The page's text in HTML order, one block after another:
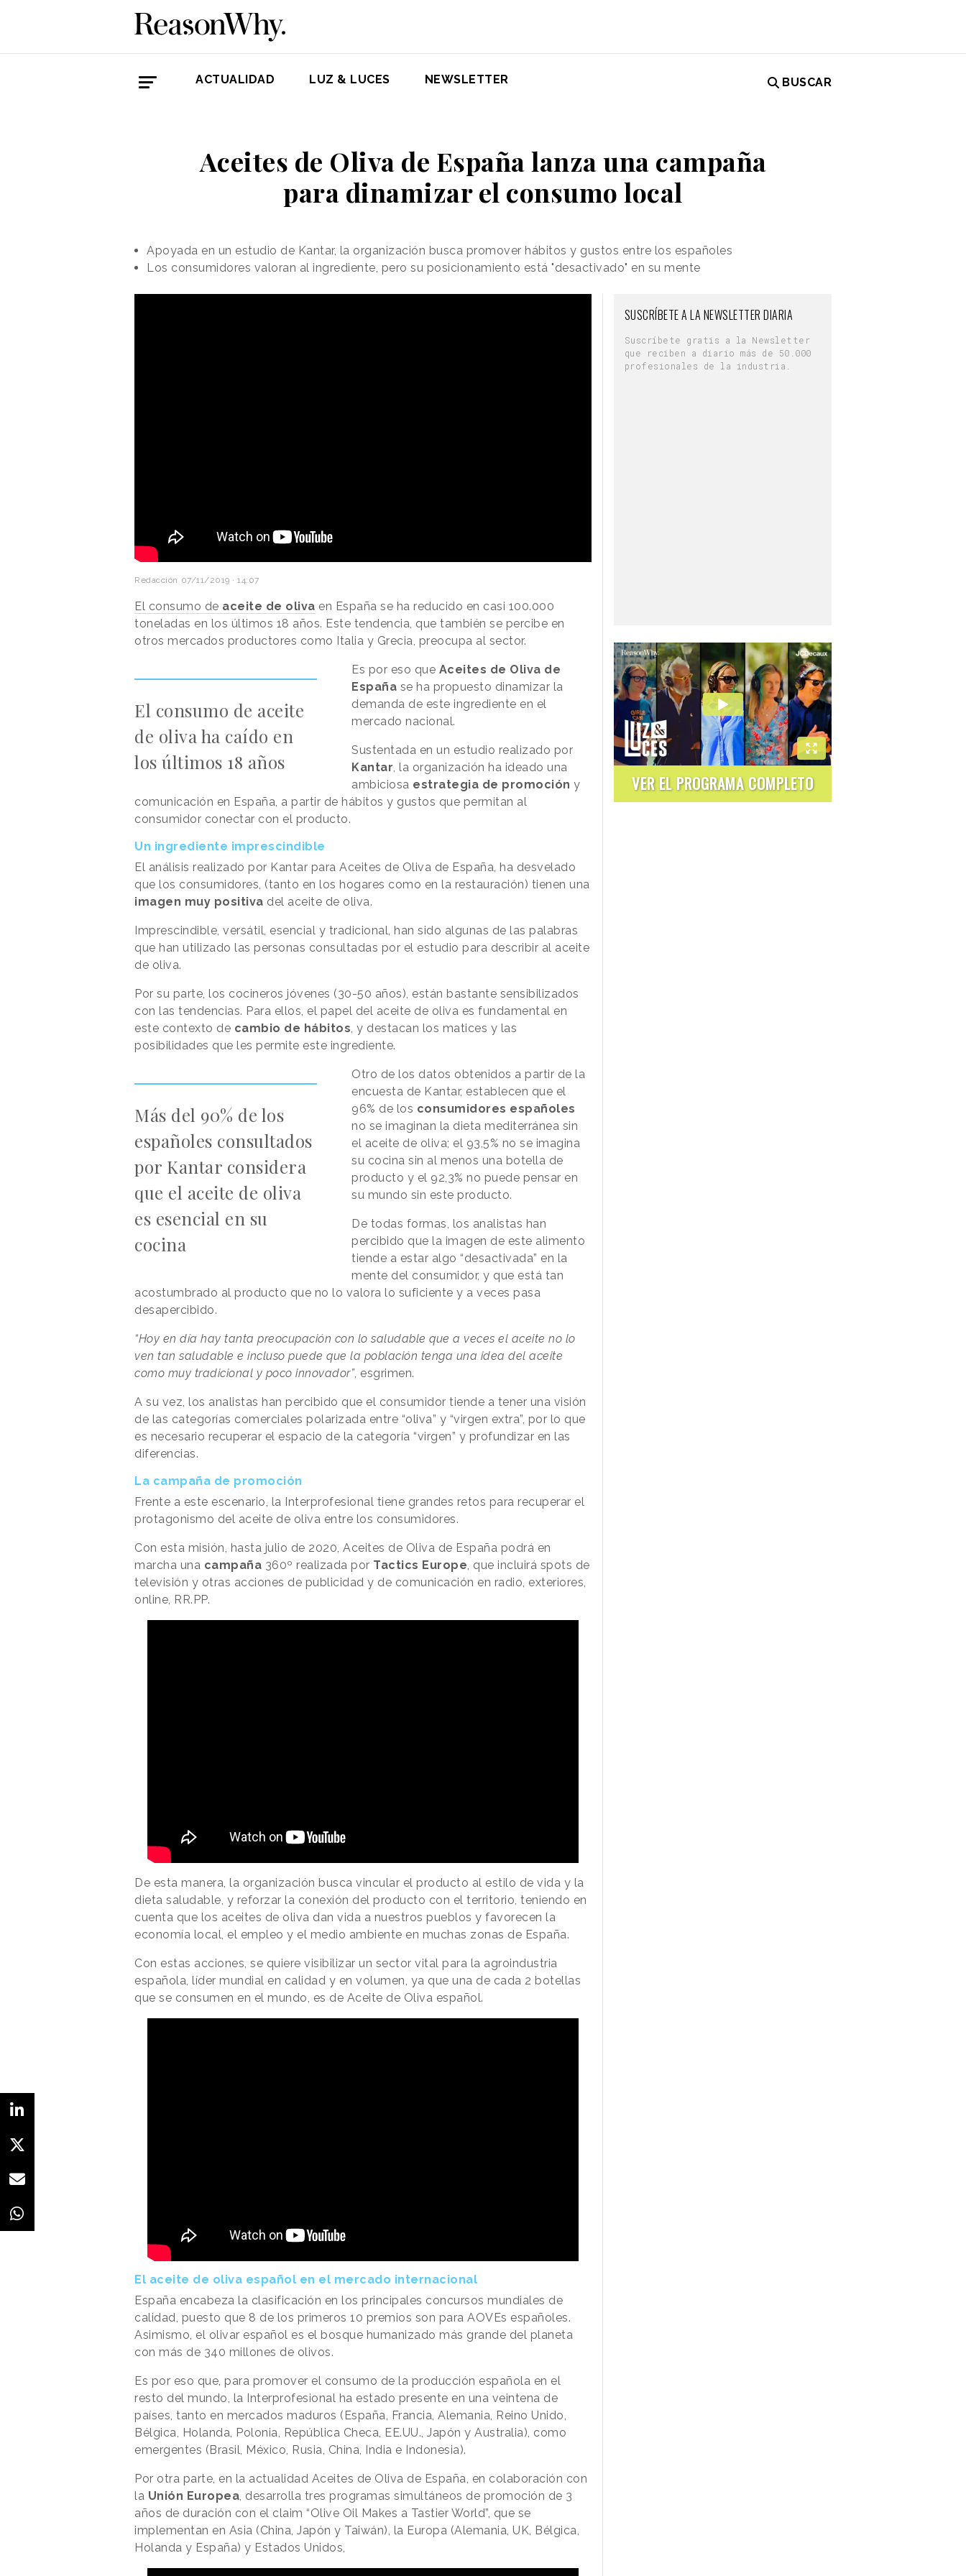
ACTUALIDAD LUZ & LUCES NEWSLETTER BUSCAR
Aceites de Oliva de España lanza una campaña
para dinamizar el consumo local
Apoyada en un estudio de Kantar, la organización busca promover hábitos y gustos entre los españoles
Los consumidores valoran al ingrediente, pero su posicionamiento está "desactivado" en su mente
Redacción 07/11/2019 · 14:07
El consumo de aceite de oliva en España se ha reducido en casi 100.000
toneladas en los últimos 18 años. Este tendencia, que también se percibe en
otros mercados productores como Italia y Grecia, preocupa al sector.
El consumo de aceite
de oliva ha caído en
los últimos 18 años
Es por eso que Aceites de Oliva de
España se ha propuesto dinamizar la
demanda de este ingrediente en el
mercado nacional.
Sustentada en un estudio realizado por
Kantar, la organización ha ideado una
ambiciosa estrategia de promoción y
comunicación en España, a partir de hábitos y gustos que permitan al
consumidor conectar con el producto.
Un ingrediente imprescindible
El análisis realizado por Kantar para Aceites de Oliva de España, ha desvelado
que los consumidores, (tanto en los hogares como en la restauración) tienen una
imagen muy positiva del aceite de oliva.
Imprescindible, versátil, esencial y tradicional, han sido algunas de las palabras
que han utilizado las personas consultadas por el estudio para describir al aceite
de oliva.
Por su parte, los cocineros jóvenes (30-50 años), están bastante sensibilizados
con las tendencias. Para ellos, el papel del aceite de oliva es fundamental en
este contexto de cambio de hábitos, y destacan los matices y las
posibilidades que les permite este ingrediente.
Más del 90% de los
españoles consultados
por Kantar considera
que el aceite de oliva
es esencial en su
cocina
Otro de los datos obtenidos a partir de la
encuesta de Kantar, establecen que el
96% de los consumidores españoles
no se imaginan la dieta mediterránea sin
el aceite de oliva; el 93,5% no se imagina
su cocina sin al menos una botella de
producto y el 92,3% no puede pensar en
su mundo sin este producto.
De todas formas, los analistas han
percibido que la imagen de este alimento
tiende a estar algo “desactivada” en la
mente del consumidor, y que está tan
acostumbrado al producto que no lo valora lo suficiente y a veces pasa
desapercibido.
“Hoy en día hay tanta preocupación con lo saludable que a veces el aceite no lo
ven tan saludable e incluso puede que la población tenga una idea del aceite
como muy tradicional y poco innovador”, esgrimen.
A su vez, los analistas han percibido que el consumidor tiende a tener una visión
de las categorías comerciales polarizada entre “oliva” y “virgen extra”, por lo que
es necesario recuperar el espacio de la categoría “virgen” y profundizar en las
diferencias.
La campaña de promoción
Frente a este escenario, la Interprofesional tiene grandes retos para recuperar el
protagonismo del aceite de oliva entre los consumidores.
Con esta misión, hasta julio de 2020, Aceites de Oliva de España podrá en
marcha una campaña 360º realizada por Tactics Europe, que incluirá spots de
televisión y otras acciones de publicidad y de comunicación en radio, exteriores,
online, RR.PP.
De esta manera, la organización busca vincular el producto al estilo de vida y la
dieta saludable, y reforzar la conexión del producto con el territorio, teniendo en
cuenta que los aceites de oliva dan vida a nuestros pueblos y favorecen la
economía local, el empleo y el medio ambiente en muchas zonas de España.
Con estas acciones, se quiere visibilizar un sector vital para la agroindustria
española, líder mundial en calidad y en volumen, ya que una de cada 2 botellas
que se consumen en el mundo, es de Aceite de Oliva español.
El aceite de oliva español en el mercado internacional
España encabeza la clasificación en los principales concursos mundiales de
calidad, puesto que 8 de los primeros 10 premios son para AOVEs españoles.
Asimismo, el olivar español es el bosque humanizado más grande del planeta
con más de 340 millones de olivos.
Es por eso que, para promover el consumo de la producción española en el
resto del mundo, la Interprofesional ha estado presente en una veintena de
países, tanto en mercados maduros (España, Francia, Alemania, Reino Unido,
Bélgica, Holanda, Polonia, República Checa, EE.UU., Japón y Australia), como
emergentes (Brasil, México, Rusia, China, India e Indonesia).
Por otra parte, en la actualidad Aceites de Oliva de España, en colaboración con
la Unión Europea, desarrolla tres programas simultáneos de promoción de 3
años de duración con el claim “Olive Oil Makes a Tastier World”, que se
implementan en Asia (China, Japón y Taiwán), la Europa (Alemania, UK, Bélgica,
Holanda y España) y Estados Unidos,
SUSCRÍBETE A LA NEWSLETTER DIARIA
Suscríbete gratis a la Newsletter
que reciben a diario más de 50.000
profesionales de la industria.
VER EL PROGRAMA COMPLETO